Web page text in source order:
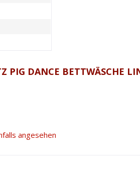
PIG DANCE BETTWÄSCHE
angesehen